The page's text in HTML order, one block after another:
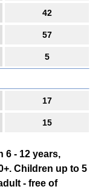
42
57
5
17
15
6 - 12 years,
Children up to 5
- free of